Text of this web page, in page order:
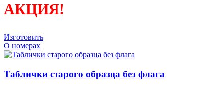
АКЦИЯ!
Изготовить
О номерах
Таблички старого образца без флага